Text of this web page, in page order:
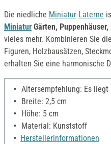
Die niedliche Miniatur-Laterne
Miniatur Gärten,
vieles mehr. Kombinieren Sie die
Figuren, Holzbausätzen,
erhalten Sie eine harmonische
Altersempfehlung: Es
Breite: 2,5 cm
Höhe: 5 cm
Material: Kunststoff
Herstellerinformationen